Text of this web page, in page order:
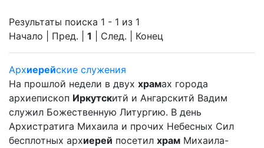
Результаты поиска 1 - 1 из 1
Начало | Пред. | 1 | След. | Конец
Архиерейские служения
На прошлой недели в двух храмах города
архиепископ Иркутскитй и Ангарскитй Вадим
служил Божественную Литургию. В день
Архистратига Михаила и прочих Небесных Сил
бесплотных архиерей посетил храм Михаила-